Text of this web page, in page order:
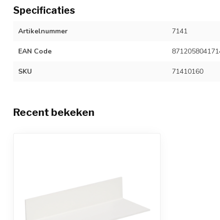
Specificaties
Artikelnummer 7141
EAN Code
SKU 71410160
Recent bekeken